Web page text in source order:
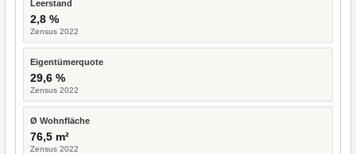
Leerstand
2,8 %
Zensus 2022
Eigentümerquote
29,6 %
Zensus 2022
Ø Wohnfläche
76,5 m²
Zensus 2022